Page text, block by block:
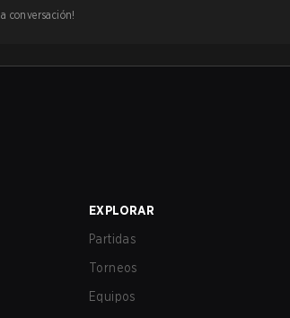
conversación!
EXPLORAR
Partidas
Torneos
Equipos